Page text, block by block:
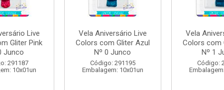
Live
Gliter Pink
Junco
291187
10x01un
Vela Aniversário Live
Colors com Gliter Azul
Nº 0 Junco
Código: 291195
Embalagem: 10x01un
Vela
Colors com
Nº 1
Código: